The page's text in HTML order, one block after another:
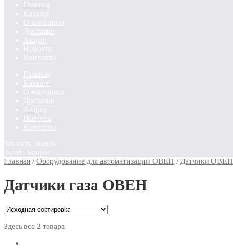
Главная
Каталог
О компании
Доставка
Акции
Новости
Контакты
Главная
Каталог
О компании
Доставка
Акции
Новости
Контакты
Заказать звонок
Задать вопрос
Главная /Оборудование для автоматизации ОВЕН / Датчики ОВЕН
Датчики газа ОВЕН
Здесь все 2 товара